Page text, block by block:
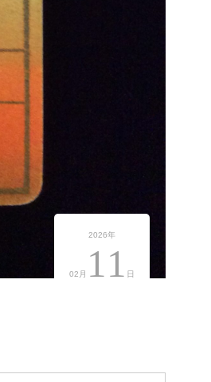
2026年
02月 11 日